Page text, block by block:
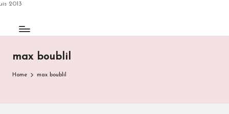
2013
max boublil
Home max boublil